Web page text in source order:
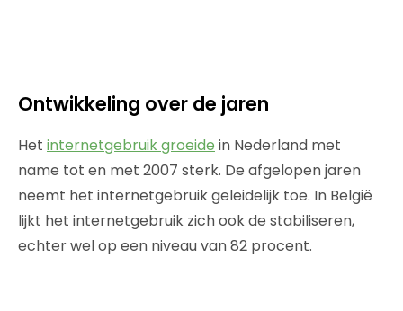
Ontwikkeling over de jaren
Het internetgebruik groeide in Nederland met
name tot en met 2007 sterk. De afgelopen jaren
neemt het internetgebruik geleidelijk toe. In België
lijkt het internetgebruik zich ook de stabiliseren,
echter wel op een niveau van 82 procent.